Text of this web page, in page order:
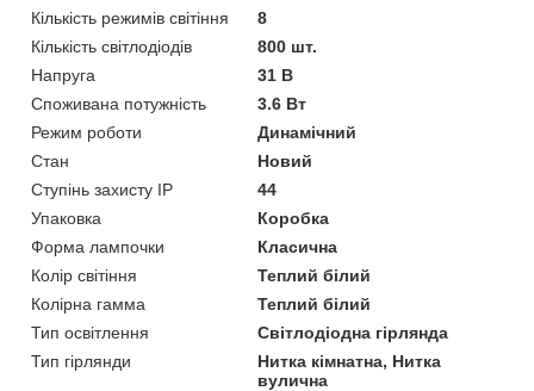
Кількість режимів світіння
8
Кількість світлодіодів
800 шт.
Напруга
31 В
Споживана потужність
3.6 Вт
Режим роботи
Динамічний
Стан
Новий
Ступінь захисту IP
44
Упаковка
Коробка
Форма лампочки
Класична
Колір світіння
Теплий білий
Колірна гамма
Теплий білий
Тип освітлення
Світлодіодна гірлянда
Тип гірлянди
Нитка кімнатна, Нитка
вулична